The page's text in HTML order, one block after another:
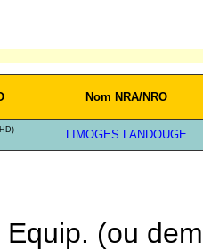
Nom NRA/NRO
LIMOGES LANDOUGE
Equip. (ou